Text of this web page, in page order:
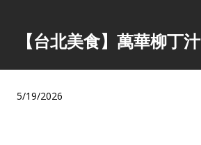
【台北美食】萬華柳丁汁
5/19/2026